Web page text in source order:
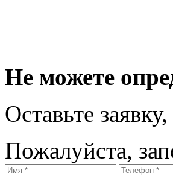
Не можете
Оставьте
Пожалуйста,